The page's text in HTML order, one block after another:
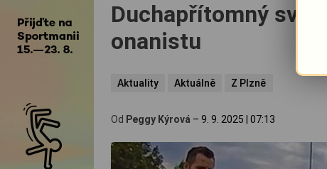
Duchapřítomný
onanistu
Aktuality Aktuálně Z Plzně
Od Peggy Kýrová – 9. 9. 2025 07:13